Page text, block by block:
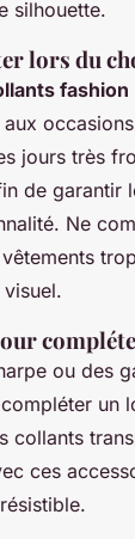
silhouette.
lors du
fashion
jours très
de garantir
Ne
ou des
un
collants
ces